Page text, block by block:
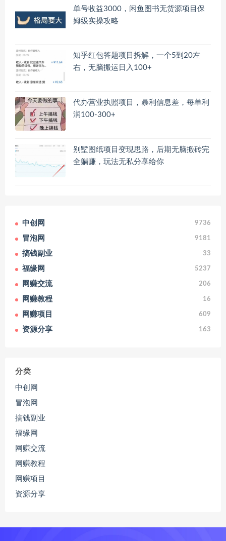
单号收益3000，闲鱼图书无货源项目保
姆级实操攻略
知乎红包答题项目拆解，一个5到20左
右，无脑搬运日入100+
代办营业执照项目，暴利信息差，每单利
润100-300+
别墅图纸项目变现思路，后期无脑搬砖完
全躺赚，玩法无私分享给你
中创网 9736
冒泡网 9181
搞钱副业 33
福缘网 5237
网赚交流 206
网赚教程 16
网赚项目 609
资源分享 163
分类
中创网
冒泡网
搞钱副业
福缘网
网赚交流
网赚教程
网赚项目
资源分享